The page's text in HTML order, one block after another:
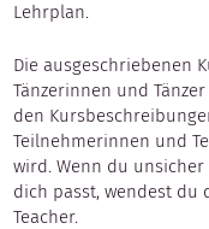
Lehrplan.
Die ausgeschriebenen
Tänzerinnen und
den
Teilnehmerinnen und
wird. Wenn du
dich passt, wendest du
Teacher.